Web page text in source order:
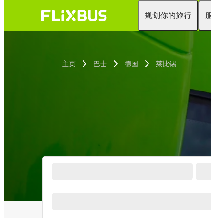
规划你的旅行
主页 巴士 德国 莱比锡